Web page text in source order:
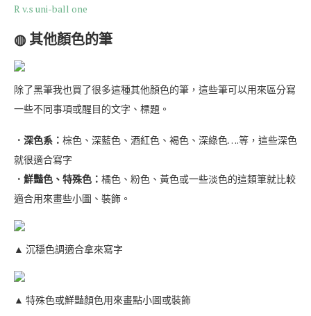
R v.s uni-ball one
◍ 其他顏色的筆
除了黑筆我也買了很多這種其他顏色的筆，這些筆可以用來區分寫
一些不同事項或醒目的文字、標題。
．深色系： 棕色、深藍色、酒紅色、褐色、深綠色….等，這些深色
就很適合寫字
．鮮豔色、特殊色： 橘色、粉色、黃色或一些淡色的這類筆就比較
適合用來畫些小圖、裝飾。
▲ 沉穩色調適合拿來寫字
▲ 特殊色或鮮豔顏色用來畫點小圖或裝飾